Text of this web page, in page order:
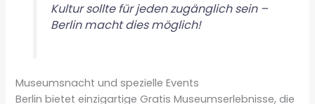
Kultur sollte für jeden zugänglich sein –
Berlin macht dies möglich!
Museumsnacht und spezielle Events
Berlin bietet einzigartige Gratis Museumserlebnisse, die